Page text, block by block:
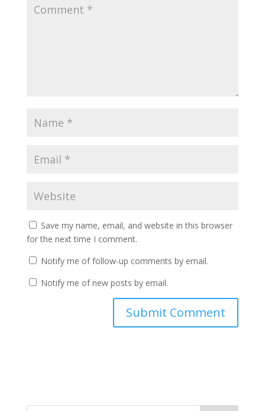
Save my name, email, and website in this browser
for the next time I comment.
Notify me of follow-up comments by email.
Notify me of new posts by email.